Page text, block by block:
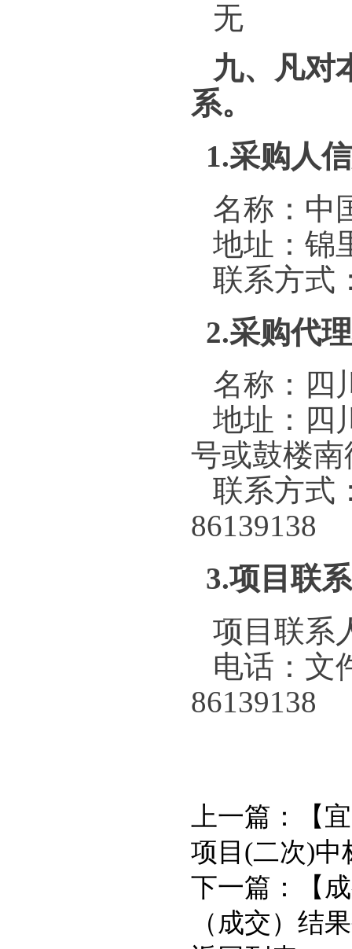
无
九、凡对
系。
1.采购人
名称：中
地址：锦
联系方式
2.采购代
名称：四
地址：四
号或鼓楼
联系方式
86139138
3.项目联
项目联系
电话：文
86139138
上一篇：
【
项目(二次)中
下一篇：
【
（成交）结